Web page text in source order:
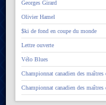
Georges Girard
Olivier Hamel
$ki de fond en coupe du monde
Lettre ouverte
Vélo Blues
Championnat canadien des
Championnat canadien des